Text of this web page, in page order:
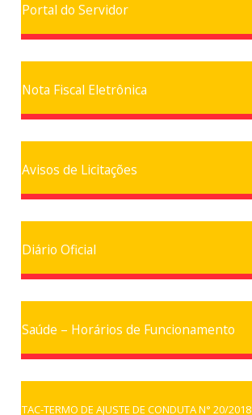
Portal do Servidor
Nota Fiscal Eletrônica
Avisos de Licitações
Diário Oficial
Saúde – Horários de Funcionamento
TAC-TERMO DE AJUSTE DE CONDUTA N° 20/2018